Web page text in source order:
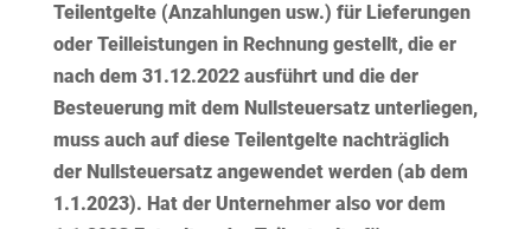
Teilentgelte (Anzahlungen usw.) für Lieferungen
oder Teilleistungen in Rechnung gestellt, die er
nach dem 31.12.2022 ausführtund die der
Besteuerung mit dem Nullsteuersatz unterliegen,
muss auch auf diese Teilentgelte nachträglich
der Nullsteuersatz angewendet werden (ab dem
1.1.2023). Hat der Unternehmer also vor dem